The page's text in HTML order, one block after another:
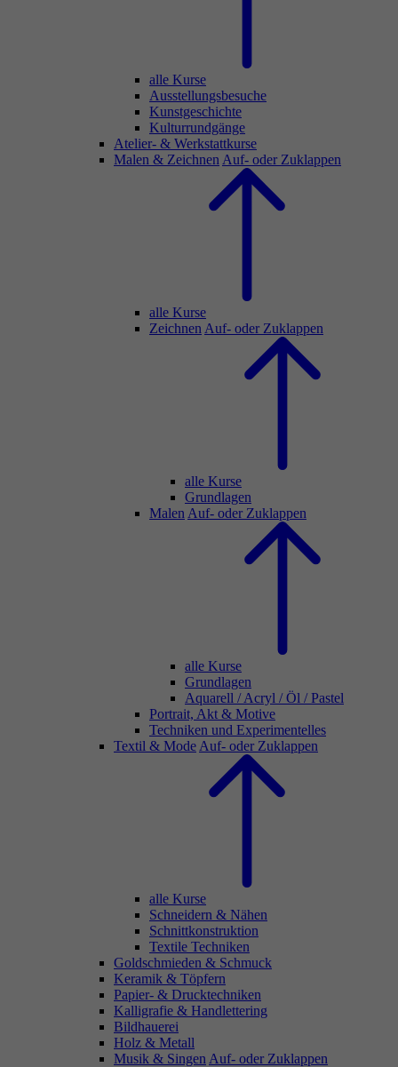
alle Kurse
Ausstellungsbesuche
Kunstgeschichte
Kulturrundgänge
Atelier- & Werkstattkurse
Malen & Zeichnen Auf- oder Zuklappen
alle Kurse
Zeichnen Auf- oder Zuklappen
alle Kurse
Grundlagen
Malen Auf- oder Zuklappen
alle Kurse
Grundlagen
Aquarell / Acryl / Öl / Pastel
Portrait, Akt & Motive
Techniken und Experimentelles
Textil & Mode Auf- oder Zuklappen
alle Kurse
Schneidern & Nähen
Schnittkonstruktion
Textile Techniken
Goldschmieden & Schmuck
Keramik & Töpfern
Papier- & Drucktechniken
Kalligrafie & Handlettering
Bildhauerei
Holz & Metall
Musik & Singen Auf- oder Zuklappen